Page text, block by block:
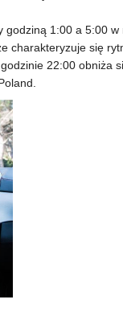
1:00 a 5:00
charakteryzuje się
22:00 obniża